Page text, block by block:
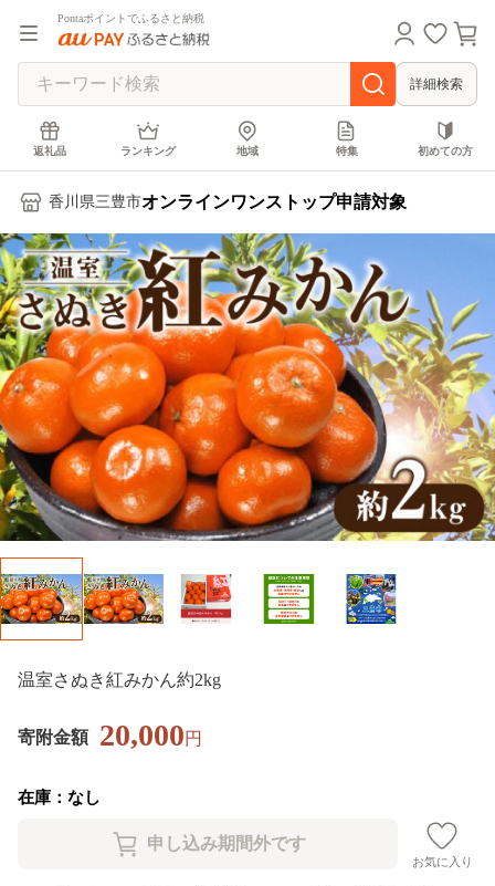
Pontaポイントでふるさと納税
詳細検索
返礼品 ランキング 地域 特集 初めての方
香川県三豊市オンラインワンストップ申請対象
温室さぬき紅みかん約2kg
寄附金額 20,000円
在庫：なし
お気に入り